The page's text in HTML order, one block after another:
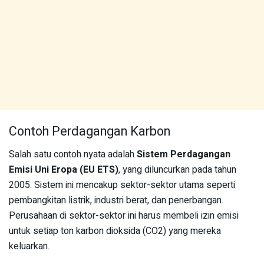
Contoh Perdagangan Karbon
Salah satu contoh nyata adalahSistem Perdagangan
Emisi Uni Eropa (EU ETS), yang diluncurkan pada tahun
2005. Sistem ini mencakup sektor-sektor utama seperti
pembangkitan listrik, industri berat, dan penerbangan.
Perusahaan di sektor-sektor ini harus membeli izin emisi
untuk setiap ton karbon dioksida (CO2) yang mereka
keluarkan.